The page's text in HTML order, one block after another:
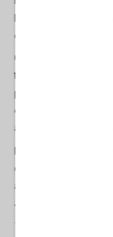
escalation.
Quello che è
temporanea
piuttosto di una grave
occidentale, di un
alla base dell’intero
divulgazione di
analizzato in una
“Power Shift” debutta
17:30 EST, con un